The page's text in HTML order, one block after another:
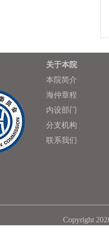
关于本院
本院简介
海仲章程
内设部门
分支机构
联系我们
Copyright